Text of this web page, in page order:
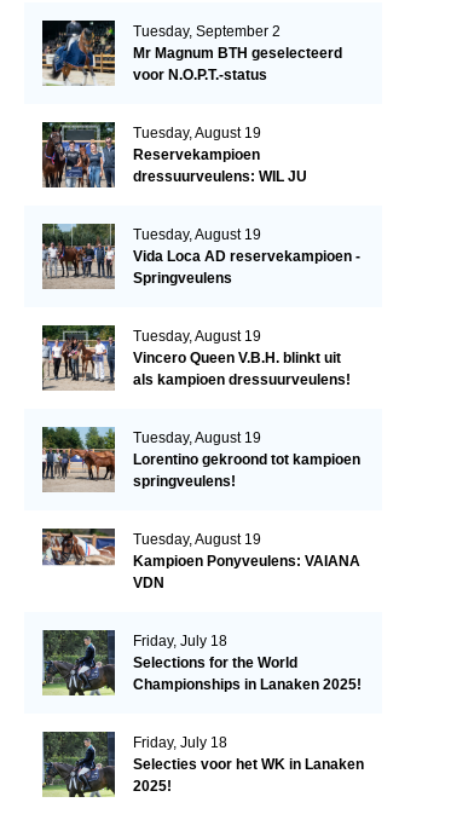
Tuesday, September 2
Mr Magnum BTH geselecteerd
voor N.O.P.T.-status
Tuesday, August 19
Reservekampioen
dressuurveulens: WIL JU
Tuesday, August 19
Vida Loca AD reservekampioen -
Springveulens
Tuesday, August 19
Vincero Queen V.B.H. blinkt uit
als kampioen dressuurveulens!
Tuesday, August 19
Lorentino gekroond tot kampioen
springveulens!
Tuesday, August 19
Kampioen Ponyveulens: VAIANA
VDN
Friday, July 18
Selections for the World
Championships in Lanaken 2025!
Friday, July 18
Selecties voor het WK in Lanaken
2025!